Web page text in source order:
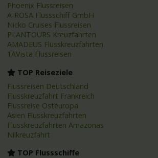
Phoenix Flussreisen
A-ROSA Flussschiff GmbH
Nicko Cruises Flussreisen
PLANTOURS Kreuzfahrten
AMADEUS Flusskreuzfahrten
1AVista Flussreisen
TOP Reiseziele
Flussreisen Deutschland
Flusskreuzfahrt Frankreich
Flussreise Osteuropa
Asien Flusskreuzfahrten
Flusskreuzfahrten Amazonas
Nilkreuzfahrt
TOP Flussschiffe